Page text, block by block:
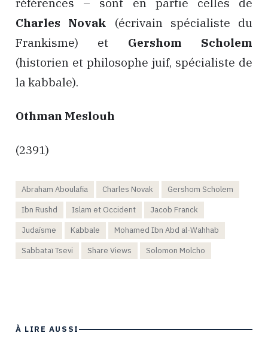
Charles Novak (écrivain spécialiste du
Frankisme) et Gershom Scholem
(historien et philosophe juif, spécialiste de
la kabbale).
Othman Meslouh
(2391)
Abraham Aboulafia Charles Novak
Gershom Scholem
Ibn Rushd
Islam et Occident
Jacob Franck
Judaïsme
Kabbale
Mohamed Ibn Abd al-Wahhab
Sabbataï Tsevi
Share Views Solomon Molcho
À LIRE AUSSI